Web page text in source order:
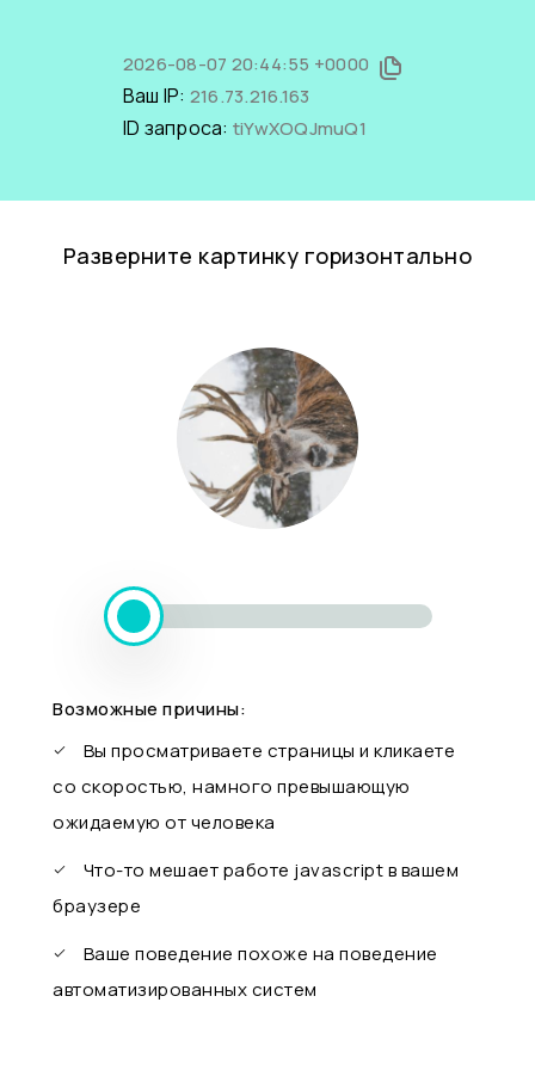
2026-08-07 20:44:55 +0000
Ваш IP: 216.73.216.163
ID запроса: tiYwXOQJmuQ1
Разверните картинку горизонтально
Возможные причины:
Вы просматриваете страницы и кликаете
со скоростью, намного превышающую
ожидаемую от человека
Что-то мешает работе javascript в вашем
браузере
Ваше поведение похоже на поведение
автоматизированных систем